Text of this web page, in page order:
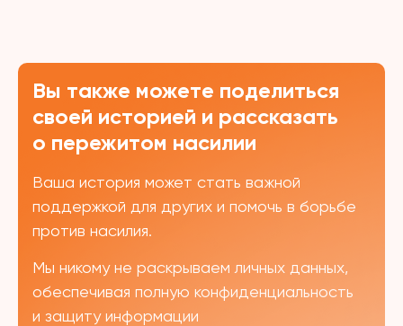
Вы также можете поделиться
своей историей и рассказать
о пережитом насилии
Ваша история может стать важной
поддержкой для других и помочь в борьбе
против насилия.
Мы никому не раскрываем личных данных,
обеспечивая полную конфиденциальность
и защиту информации